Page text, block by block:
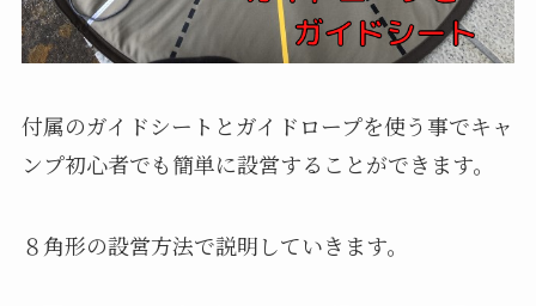
付属のガイドシートとガイドロープを使う事でキャ
ンプ初心者でも簡単に設営することができます。
８角形の設営方法で説明していきます。